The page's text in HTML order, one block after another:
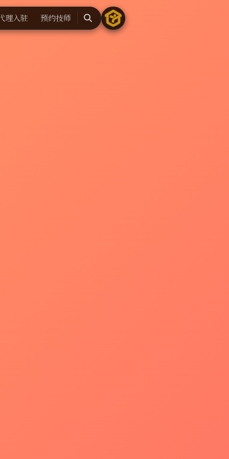
理入驻 预约技师
搜
索